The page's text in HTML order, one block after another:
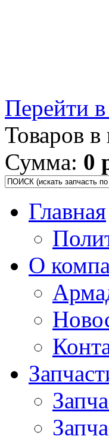
Перейти
Товаров в
Сумма: 0
Главная
О